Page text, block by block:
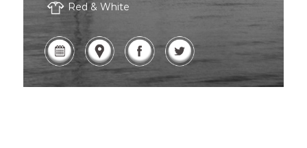
Red & White